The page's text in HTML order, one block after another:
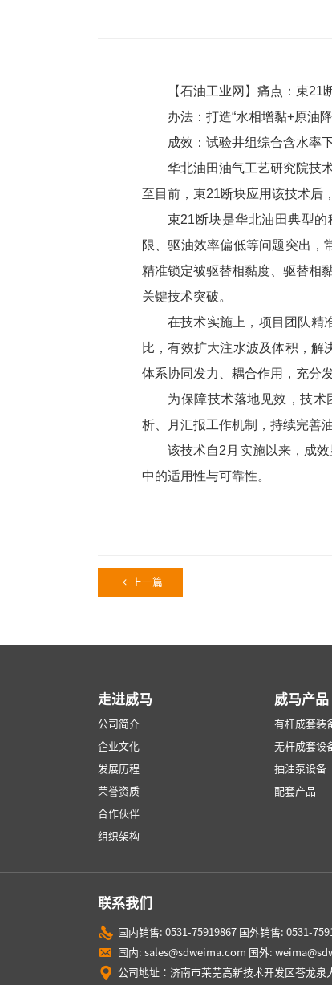
【石油工业网】痛点：束
办法：打造“水相增黏+原油
成效：试验井组综合含水率
华北油田油气工艺研究院技
至目前，束21断块应用该技术后
束21断块是华北油田典型
限、驱油效率偏低等问题突出，
精准锁定被驱替相黏度、驱替相
关键技术突破。
在技术实施上，项目团队精
比，有效扩大注水波及体积，解
体系协同发力、耦合作用，充分
为保障技术落地见效，技
析、月汇报工作机制，持续完善
该技术自2月实施以来，成
中的适用性与可靠性。
上一篇
走进威马
公司简介
企业文化
发展历程
荣誉资质
合作伙伴
组织架构
威马产品
有杆成套装
无杆成套设
抽油泵设备
配套产品
联系我们
国内销售: 0531-75919867 国外销售: 0531-
国内: sales@sdweima.com 国外:
公司地址：济南市莱芜高新技术开发区苍龙泉